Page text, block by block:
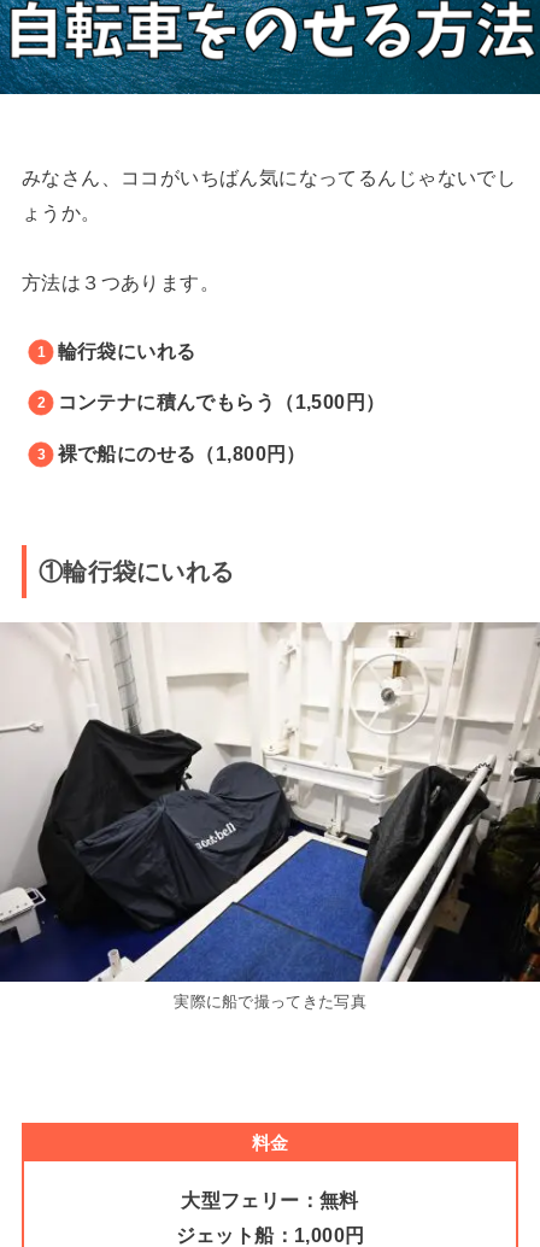
みなさん、ココがいちばん気になってるんじゃないでし
ょうか。
方法は３つあります。
輪行袋にいれる
コンテナに積んでもらう（1,500円）
裸で船にのせる（1,800円）
①輪行袋にいれる
実際に船で撮ってきた写真
料金
大型フェリー：無料
ジェット船：1,000円